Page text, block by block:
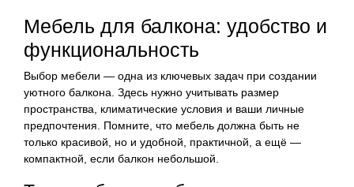
Мебель для балкона: удобство и
функциональность
Выбор мебели — одна из ключевых задач при создании
уютного балкона. Здесь нужно учитывать размер
пространства, климатические условия и ваши личные
предпочтения. Помните, что мебель должна быть не
только красивой, но и удобной, практичной, а ещё —
компактной, если балкон небольшой.